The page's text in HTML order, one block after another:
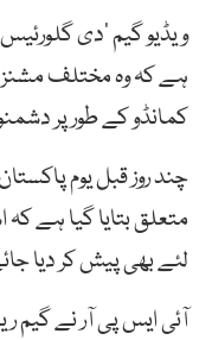
ویڈیو گیم ‘دی گلورئیس
ہے کہ وہ مختلف مشنز
کمانڈو کے طور پر
چند روز قبل یوم
متعلق بتایا گیا ہے کہ
لئے بھی پیش کر دیا
آئی ایس پی آر نے گیم